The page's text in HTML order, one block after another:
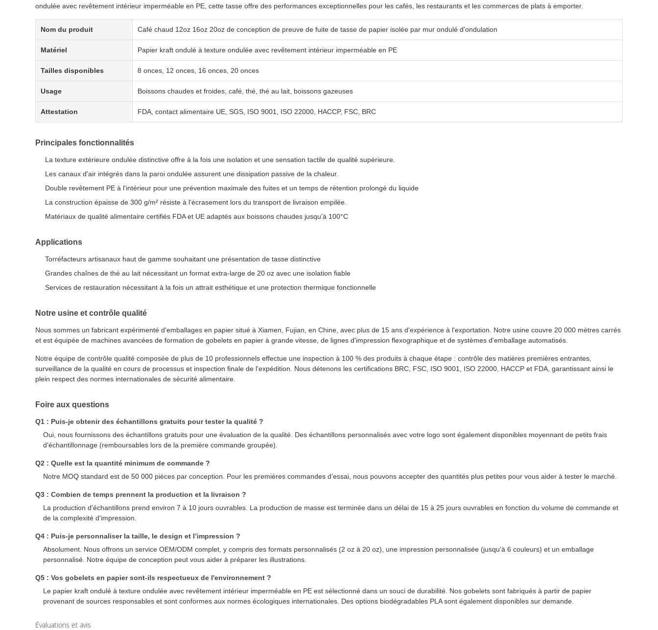
ondulée avec revêtement intérieur imperméable en PE, cette tasse offre des performances exceptionnelles pour les cafés, les restaurants et les commerces de plats à emporter.
Nom du produit Café chaud 12oz 16oz 20oz de conception de preuve de fuite de tasse de papier isolée par mur ondulé d'ondulation
Matériel Papier kraft ondulé à texture ondulée avec revêtement intérieur imperméable en PE
Tailles disponibles 8 onces, 12 onces, 16 onces, 20 onces
Usage Boissons chaudes et froides, café, thé, thé au lait, boissons gazeuses
Attestation FDA, contact alimentaire UE, SGS, ISO 9001, ISO 22000, HACCP, FSC, BRC
Principales fonctionnalités
La texture extérieure ondulée distinctive offre à la fois une isolation et une sensation tactile de qualité supérieure.
Les canaux d'air intégrés dans la paroi ondulée assurent une dissipation passive de la chaleur.
Double revêtement PE à l'intérieur pour une prévention maximale des fuites et un temps de rétention prolongé du liquide
La construction épaisse de 300 g/m² résiste à l'écrasement lors du transport de livraison empilée.
Matériaux de qualité alimentaire certifiés FDA et UE adaptés aux boissons chaudes jusqu'à 100°C
Applications
Torréfacteurs artisanaux haut de gamme souhaitant une présentation de tasse distinctive
Grandes chaînes de thé au lait nécessitant un format extra-large de 20 oz avec une isolation fiable
Services de restauration nécessitant à la fois un attrait esthétique et une protection thermique fonctionnelle
Notre usine et contrôle qualité
Nous sommes un fabricant expérimenté d'emballages en papier situé à Xiamen, Fujian, en Chine, avec plus de 15 ans d'expérience à l'exportation. Notre usine couvre 20 000 mètres carrés
et est équipée de machines avancées de formation de gobelets en papier à grande vitesse, de lignes d'impression flexographique et de systèmes d'emballage automatisés.
Notre équipe de contrôle qualité composée de plus de 10 professionnels effectue une inspection à 100 % des produits à chaque étape : contrôle des matières premières entrantes,
surveillance de la qualité en cours de processus et inspection finale de l'expédition. Nous détenons les certifications BRC, FSC, ISO 9001, ISO 22000, HACCP et FDA, garantissant ainsi le
plein respect des normes internationales de sécurité alimentaire.
Foire aux questions
Q1 : Puis-je obtenir des échantillons gratuits pour tester la qualité ?
Oui, nous fournissons des échantillons gratuits pour une évaluation de la qualité. Des échantillons personnalisés avec votre logo sont également disponibles moyennant de petits frais
d'échantillonnage (remboursables lors de la première commande groupée).
Q2 : Quelle est la quantité minimum de commande ?
Notre MOQ standard est de 50 000 pièces par conception. Pour les premières commandes d’essai, nous pouvons accepter des quantités plus petites pour vous aider à tester le marché.
Q3 : Combien de temps prennent la production et la livraison ?
La production d'échantillons prend environ 7 à 10 jours ouvrables. La production de masse est terminée dans un délai de 15 à 25 jours ouvrables en fonction du volume de commande et
de la complexité d'impression.
Q4 : Puis-je personnaliser la taille, le design et l’impression ?
Absolument. Nous offrons un service OEM/ODM complet, y compris des formats personnalisés (2 oz à 20 oz), une impression personnalisée (jusqu'à 6 couleurs) et un emballage
personnalisé. Notre équipe de conception peut vous aider à préparer les illustrations.
Q5 : Vos gobelets en papier sont-ils respectueux de l'environnement ?
Le papier kraft ondulé à texture ondulée avec revêtement intérieur imperméable en PE est sélectionné dans un souci de durabilité. Nos gobelets sont fabriqués à partir de papier
provenant de sources responsables et sont conformes aux normes écologiques internationales. Des options biodégradables PLA sont également disponibles sur demande.
Évaluations et avis